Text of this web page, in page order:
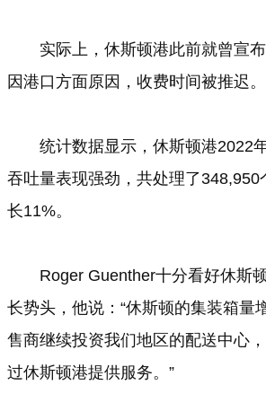
实际上，休斯顿港此前就曾宣
因港口方面原因，收费时间被推迟。
统计数据显示，休斯顿港2022
吞吐量表现强劲，共处理了348,950
长11%。
Roger Guenther十分看好休斯
长势头，他说：“休斯顿的集装箱量
售商继续投资我们地区的配送中心
过休斯顿港提供服务。”